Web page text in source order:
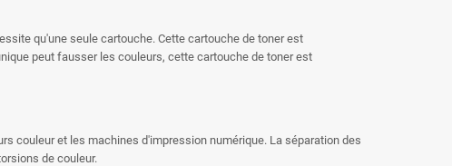
qu'une seule cartouche. Cette cartouche de toner est
peut fausser les couleurs, cette cartouche de toner est
couleur et les machines d'impression numérique. La séparation des
de couleur.